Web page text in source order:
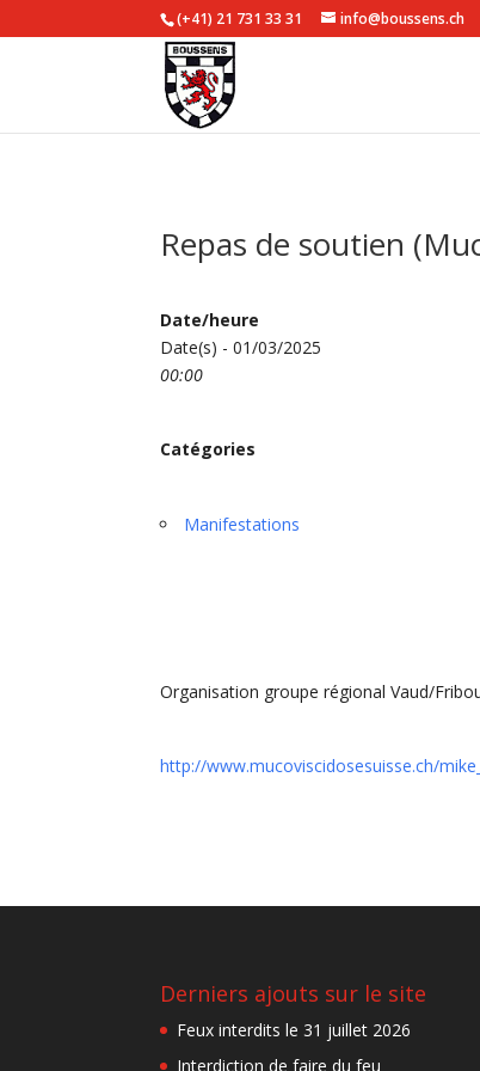
(+41) 21 731 33 31 info@boussens.ch
Repas de soutien
Date/heure
Date(s) - 01/03/2025
00:00
Catégories
Manifestations
Organisation groupe régional Vaud/
http://www.mucoviscidosesuisse.ch/
Derniers ajouts sur le site
Feux interdits le 31 juillet 2026
Interdiction de faire du feu